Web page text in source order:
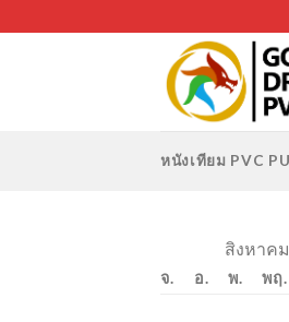
to
หนังเทียม PVC
สิงหาค
จ. อ. พ. พฤ.